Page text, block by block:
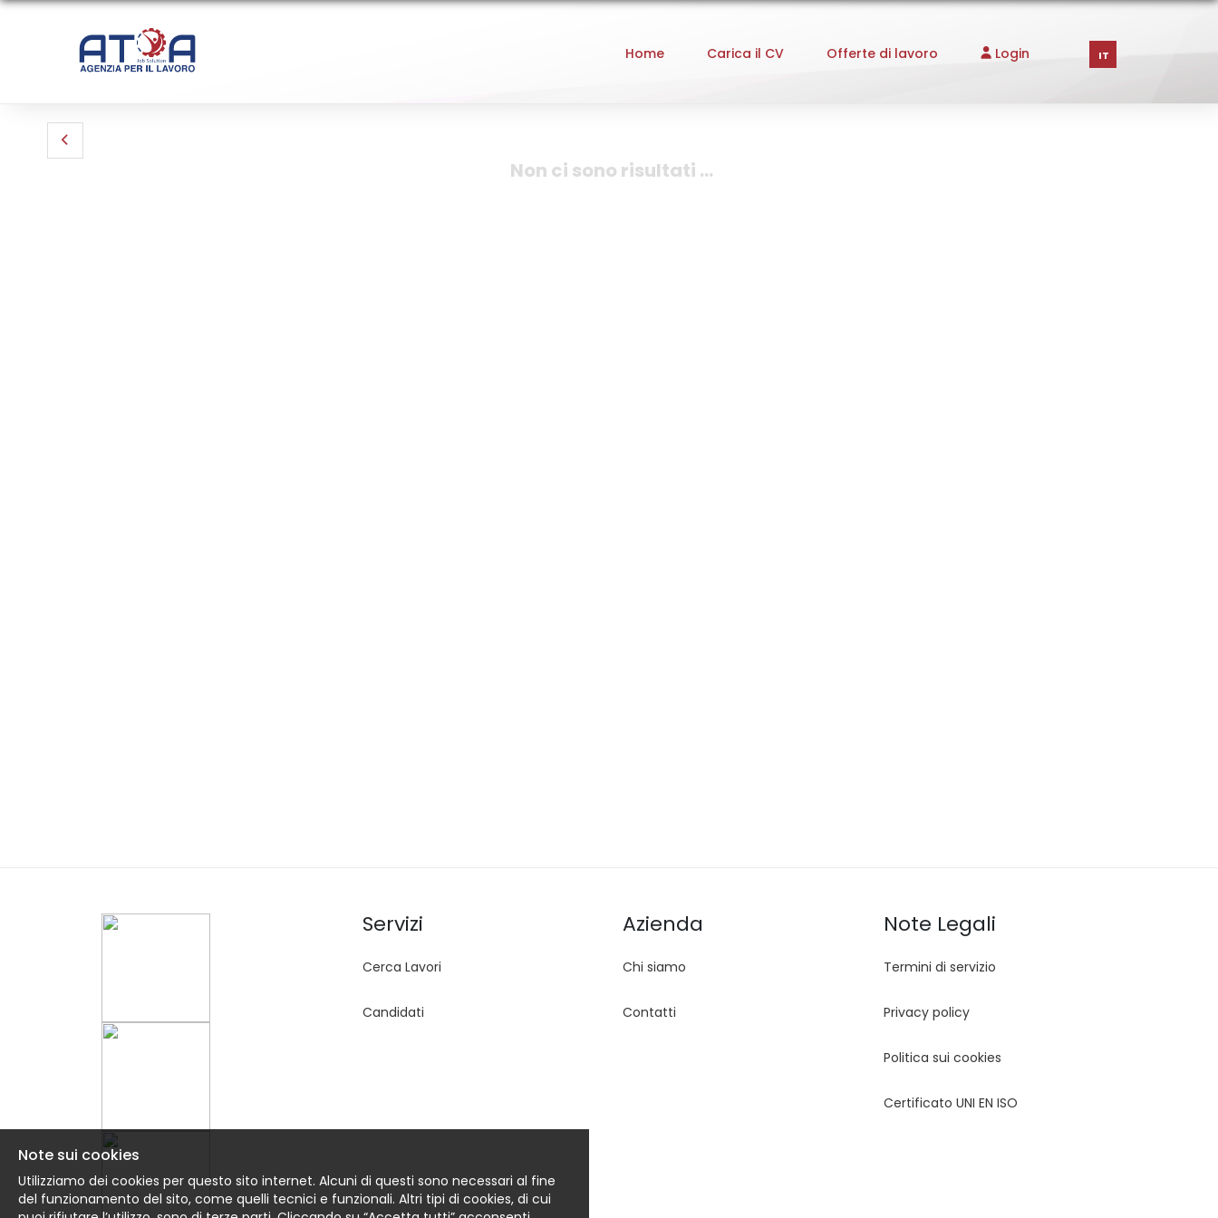
Note sui cookies
Utilizziamo dei cookies per questo sito internet. Alcuni di questi sono necessari al fine
del funzionamento del sito, come quelli tecnici e funzionali. Altri tipi di cookies, di cui
Home Carica il CV Offerte di lavoro Login IT
Non ci sono risultati ...
Servizi
Cerca Lavori
Candidati
Azienda
Chi siamo
Contatti
Note Legali
Termini di servizio
Privacy policy
Politica sui cookies
Certificato UNI EN ISO